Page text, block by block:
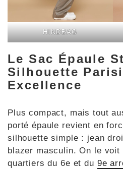
HINDBAG
Le Sac Épaule
Silhouette
Excellence
Plus compact, mais tout
porté épaule revient en
silhouette simple : jean
blazer masculin. On le voit
quartiers du 6e et du 9e